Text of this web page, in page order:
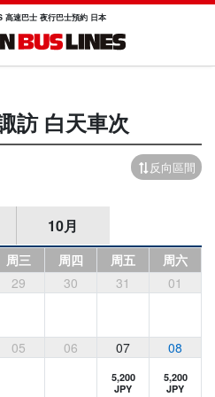
速巴士 夜行巴士預約 日本
訪 白天車次
反向區間
10月
周三 周四 周五
周六
29 30 31 01
05 06 07 08
5,200
JPY
5,200
JPY